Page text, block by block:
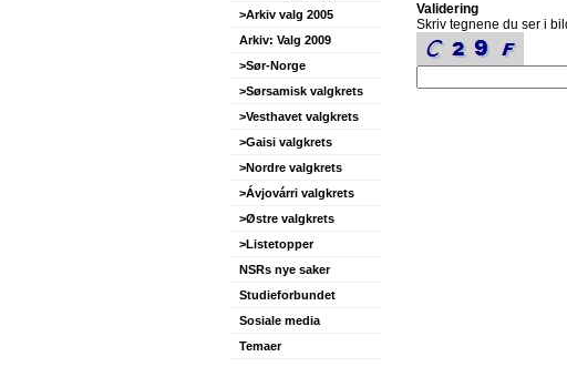
>Arkiv valg 2005
Arkiv: Valg 2009
>Sør-Norge
>Sørsamisk valgkrets
>Vesthavet valgkrets
>Gaisi valgkrets
>Nordre valgkrets
>Ávjovárri valgkrets
>Østre valgkrets
>Listetopper
NSRs nye saker
Studieforbundet
Sosiale media
Temaer
Validering
Skriv tegnene du ser i